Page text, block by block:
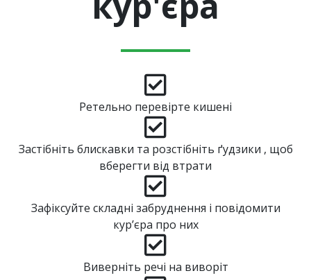
Ретельно перевірте кишені
Застібніть блискавки та розстібніть ґудзики , щоб
вберегти від втрати
Зафіксуйте складні забруднення і повідомити
кур’єра про них
Виверніть речі на виворіт